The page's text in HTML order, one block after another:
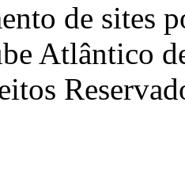
de sites
Atlântico